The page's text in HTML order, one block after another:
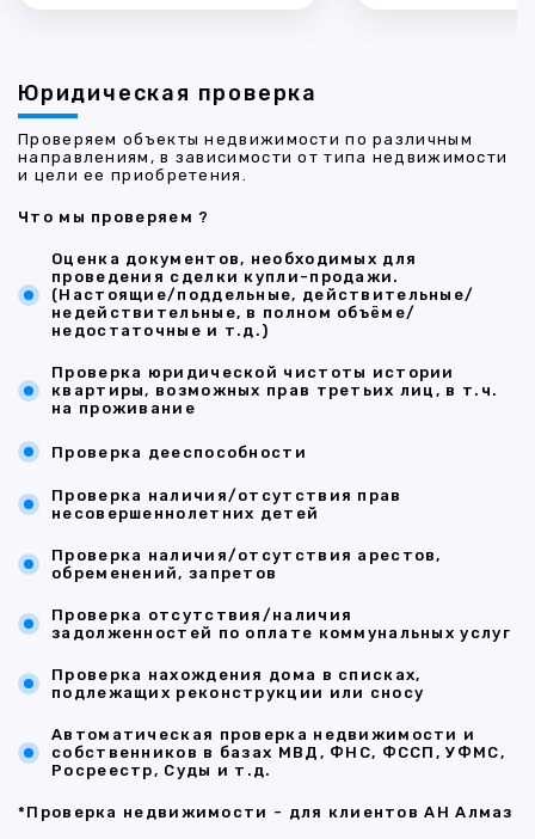
Юридическая проверка
Проверяем объекты недвижимости по различным
направлениям, в зависимости от типа недвижимости
и цели ее приобретения.
Что мы проверяем ?
Оценка документов, необходимых для
проведения сделки купли-продажи.
(Настоящие/поддельные, действительные/
недействительные, в полном объёме/
недостаточные и т.д.)
Проверка юридической чистоты истории
квартиры, возможных прав третьих лиц, в т.ч.
на проживание
Проверка дееспособности
Проверка наличия/отсутствия прав
несовершеннолетних детей
Проверка наличия/отсутствия арестов,
обременений, запретов
Проверка отсутствия/наличия
задолженностей по оплате коммунальных услуг
Проверка нахождения дома в списках,
подлежащих реконструкции или сносу
Автоматическая проверка недвижимости и
собственников в базах МВД, ФНС, ФССП, УФМС,
Росреестр, Суды и т.д.
*Проверка недвижимости - для клиентов АН Алмаз